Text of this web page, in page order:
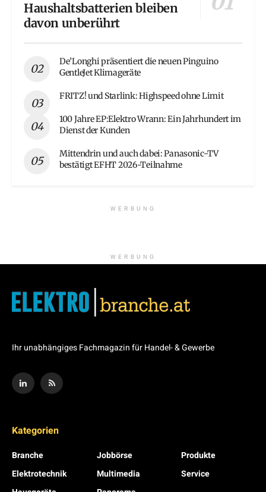
Haushaltsbatterien bleiben
davon unberührt
De’Longhi präsentiert die neuen Pinguino
GentleJet Klimageräte
FRITZ! und Starlink: Highspeed ohne Limit
100 Jahre EP:Elektro Wrann: Ein Jahrhundert im
Dienst der Kunden
Mittendrin und auch dabei: Panasonic-TV
bestätigt EFHT 2026-Teilnahme
WERBUNG
WERBUNG
Ihr unabhängiges Fachmagazin für Handel- & Gewerbe
Kategorien
Branche
Elektrotechnik
Jobbörse
Multimedia
Produkte
Service